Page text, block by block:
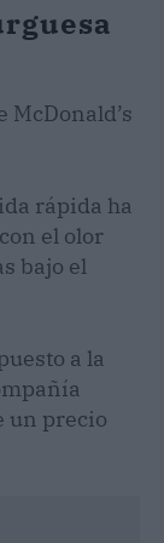
McDonald’s
rápida ha
el olor
bajo el
a la
un precio